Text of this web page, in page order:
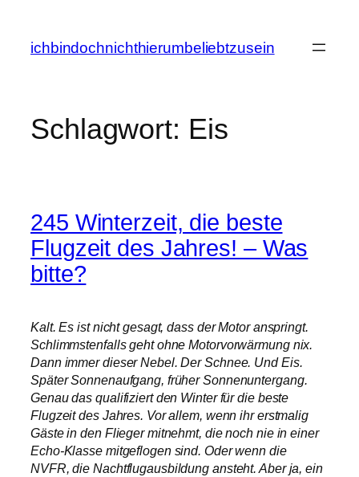
springen
ichbindochnichthierumbeliebtzusein
Schlagwort: Eis
245 Winterzeit, die beste
Flugzeit des Jahres! – Was
bitte?
Kalt. Es ist nicht gesagt, dass der Motor anspringt.
Schlimmstenfalls geht ohne Motorvorwärmung nix.
Dann immer dieser Nebel. Der Schnee. Und Eis.
Später Sonnenaufgang, früher Sonnenuntergang.
Genau das qualifiziert den Winter für die beste
Flugzeit des Jahres. Vor allem, wenn ihr erstmalig
Gäste in den Flieger mitnehmt, die noch nie in einer
Echo-Klasse mitgeflogen sind. Oder wenn die
NVFR, die Nachtflugausbildung ansteht. Aber ja, ein